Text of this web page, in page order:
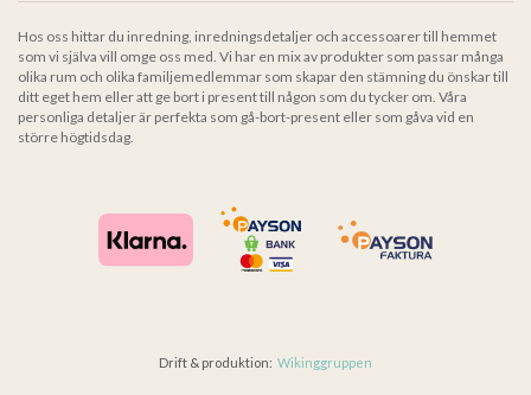
Hos oss hittar du inredning, inredningsdetaljer och accessoarer till hemmet
som vi själva vill omge oss med. Vi har en mix av produkter som passar många
olika rum och olika familjemedlemmar som skapar den stämning du önskar till
ditt eget hem eller att ge bort i present till någon som du tycker om. Våra
personliga detaljer är perfekta som gå-bort-present eller som gåva vid en
större högtidsdag.
Drift & produktion: Wikinggruppen